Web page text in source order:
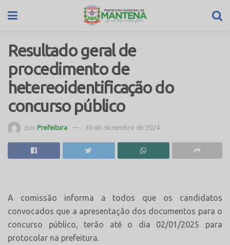
Resultado geral de
procedimento de
hetereoidentificação do
concurso público
por Prefeitura 30 de dezembro de 2024
A comissão informa a todos que os candidatos
convocados que a apresentação dos documentos para o
concurso público, terão até o dia 02/01/2025 para
protocolar na prefeitura.